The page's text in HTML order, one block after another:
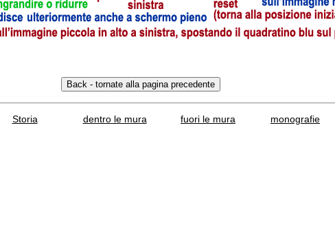
Storia dentro le mura fuori le mura monografie